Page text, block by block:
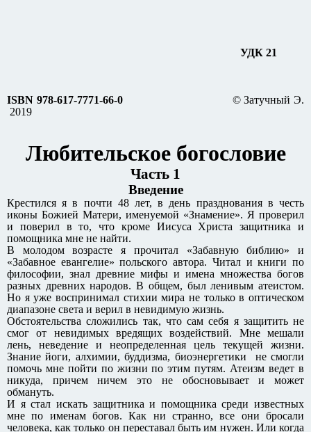
УДК 21
ISBN 978-617-7771-66-0 © Затучный Э.
2019
Любительское богословие
Часть 1
Введение
Крестился я в почти 48 лет, в день празднования в честь
иконы Божией Матери, именуемой «Знамение». Я проверил
и поверил в то, что кроме Иисуса Христа защитника и
помощника мне не найти.
В молодом возрасте я прочитал «Забавную библию» и
«Забавное евангелие» польского автора. Читал и книги по
философии, знал древние мифы и имена множества богов
разных древних народов. В общем, был ленивым атеистом.
Но я уже воспринимал стихии мира не только в оптическом
диапазоне света и верил в невидимую жизнь.
Обстоятельства сложились так, что сам себя я защитить не
смог от невидимых вредящих воздействий. Мне мешали
лень, неведение и неопределенная цель текущей жизни.
Знание йоги, алхимии, буддизма, биоэнергетики не смогли
помочь мне пойти по жизни по этим путям. Атеизм ведет в
никуда, причем ничем это не обосновывает и может
обмануть.
И я стал искать защитника и помощника среди известных
мне по именам богов. Как ни странно, все они бросали
человека, как только он переставал быть им нужен. Или когда